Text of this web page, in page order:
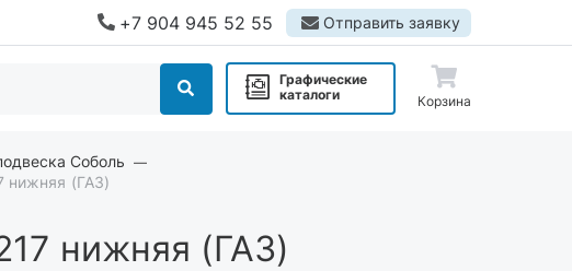
+7 904 945 52 55 Отправить заявку
Графические
каталоги
Корзина
Соболь
нижняя (ГАЗ)
нижняя (ГАЗ)